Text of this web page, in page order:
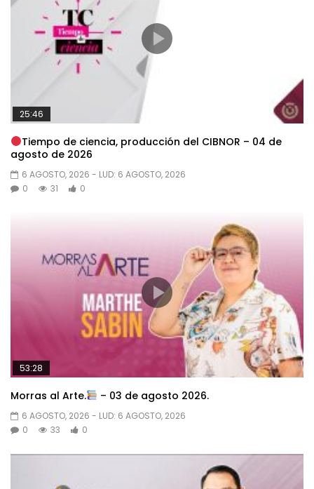
25:46
Tiempo de ciencia, producción del CIBNOR – 04 de
agosto de 2026
6 AGOSTO, 2026 - LUD: 6 AGOSTO, 2026
0
31 0
53:28
Morras al Arte. – 03 de agosto 2026.
6 AGOSTO, 2026 - LUD: 6 AGOSTO, 2026
0
33 0